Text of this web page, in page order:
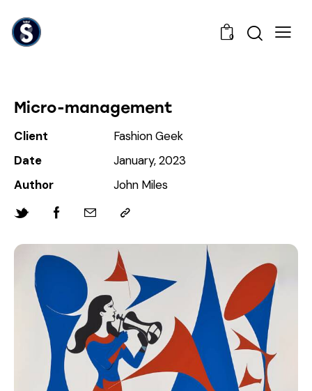
0
Micro-management
Client
Fashion Geek
Date
January, 2023
Author
John Miles